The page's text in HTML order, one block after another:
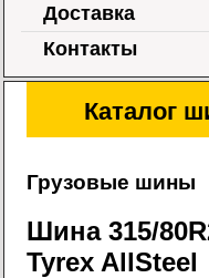
Доставка
Контакты
Каталог
Грузовые шины
Шина 315/
Tyrex AllSteel